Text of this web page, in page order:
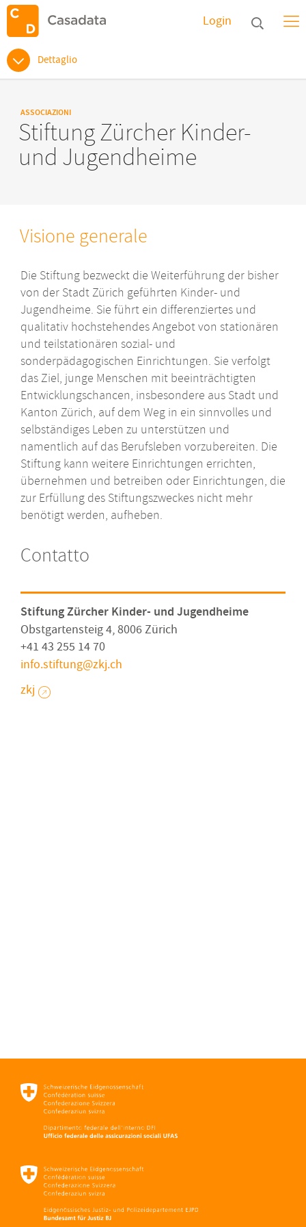
Login
Dettaglio
ASSOCIAZIONI
Stiftung Zürcher Kinder-
und Jugendheime
Visione generale
Die Stiftung bezweckt die Weiterführung der bisher
von der Stadt Zürich geführten Kinder- und
Jugendheime. Sie führt ein differenziertes und
qualitativ hochstehendes Angebot von stationären
und teilstationären sozial- und
sonderpädagogischen Einrichtungen. Sie verfolgt
das Ziel, junge Menschen mit beeinträchtigten
Entwicklungschancen, insbesondere aus Stadt und
Kanton Zürich, auf dem Weg in ein sinnvolles und
selbständiges Leben zu unterstützen und
namentlich auf das Berufsleben vorzubereiten. Die
Stiftung kann weitere Einrichtungen errichten,
übernehmen und betreiben oder Einrichtungen, die
zur Erfüllung des Stiftungszweckes nicht mehr
benötigt werden, aufheben.
Contatto
Stiftung Zürcher Kinder- und Jugendheime
Obstgartensteig 4, 8006 Zürich
+41 43 255 14 70
info.stiftung
zkjch
zkj